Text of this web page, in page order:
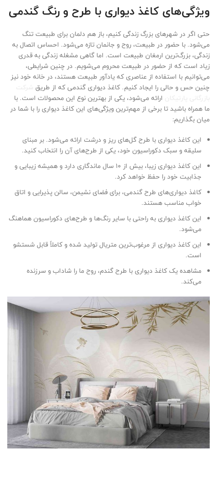
ویژگی‌های کاغذ دیواری با طرح و رنگ گندمی
حتی اگر در شهرهای بزرگ زندگی کنیم، باز هم دلمان برای طبیعت تنگ
می‌شود. با حضور در طبیعت، روح و جانمان تازه می‌شود. احساس اتصال به
زندگی، بزرگ‌ترین ارمغان طبیعت است. اما گاهی مشغله زندگی به قدری
زیاد است که از حضور در طبیعت محروم می‌شویم. در چنین شرایطی،
می‌توانیم با استفاده از عناصری که یادآور طبیعت هستند، در خانه خود نیز
چنین حس و حالی را ایجاد کنیم. کاغذ دیواری گندمی که از طریق
ارائه می‌شود، یکی از بهترین نوع این محصولات است. با
ما همراه باشید تا برخی از مهم‌ترین ویژگی‌های این کاغذ دیواری را با شما در
میان بگذاریم:
این کاغذ دیواری با طرح گل‌های ریز و درشت ارائه می‌شود. بر مبنای
سلیقه و سبک دکوراسیون خود، یکی از طرح‌های آن را انتخاب کنید.
این کاغذ دیواری زیبا، بیش از 10 سال ماندگاری دارد و همیشه زیبایی و
جذابیت خود را حفظ خواهد کرد.
کاغذ دیواری‌های طرح گندمی، برای فضای نشیمن، سالن پذیرایی و اتاق
خواب مناسب هستند.
این کاغذ دیواری به راحتی با سایر رنگ‌ها و طرح‌های دکوراسیون هماهنگ
می‌شود.
این کاغذ دیواری از مرغوب‌ترین متریال تولید شده و کاملاً قابل شستشو
است.
مشاهده یک کاغذ دیواری با طرح گندم، روح ما را شاداب و سرزنده
می‌کند.